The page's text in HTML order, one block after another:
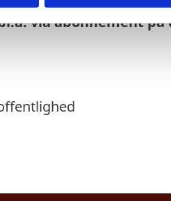
via abonnement på